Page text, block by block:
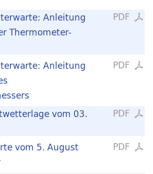
PDF
Anleitung
Thermometer-
PDF
Anleitung
PDF
vom 03.
PDF
vom 5. August